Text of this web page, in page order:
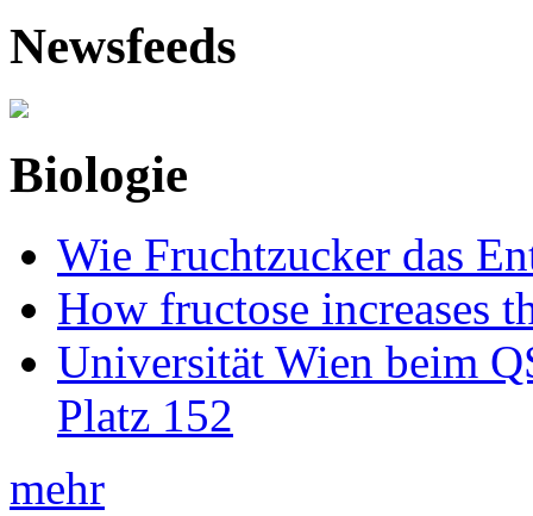
Newsfeeds
Biologie
Wie Fruchtzucker das
How fructose increases
Universität Wien beim
Platz 152
mehr